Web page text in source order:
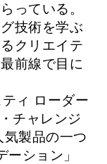
っている。
技術を学ぶ
クリエイテ
前線で目に
ィ ローダー
チャレンジ
製品の一つ
ション」